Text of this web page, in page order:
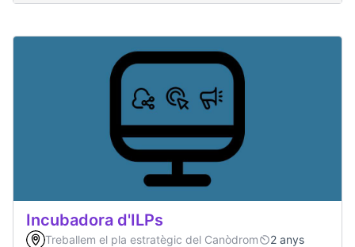
Incubadora d'ILPs
Treballem el pla estratègic del Canòdrom
2 anys